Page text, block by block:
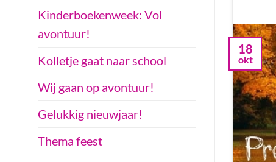
Kinderboekenweek: Vol
avontuur!
Kolletje gaat naar school
Wij gaan op avontuur!
Gelukkig nieuwjaar!
Thema feest
18
okt